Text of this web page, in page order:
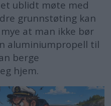
ublidt møte med
grunnstøting kan
at man ikke bør
aluminiumpropell til
berge
hjem.